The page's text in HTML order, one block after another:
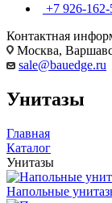
+7 926-
Контактная
Москва,
sale@bauedge.ru
Унитазы
Главная
Каталог
Унитазы
Напольные